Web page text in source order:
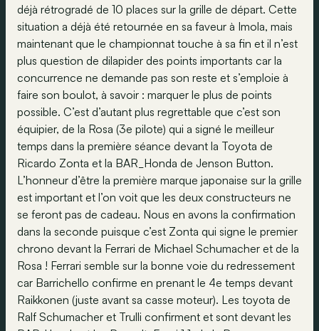
déjà rétrogradé de 10 places sur la grille de départ. Cette
situation a déjà été retournée en sa faveur à Imola, mais
maintenant que le championnat touche à sa fin et il n’est
plus question de dilapider des points importants car la
concurrence ne demande pas son reste et s’emploie à
faire son boulot, à savoir : marquer le plus de points
possible. C’est d’autant plus regrettable que c’est son
équipier, de la Rosa (3e pilote) qui a signé le meilleur
temps dans la première séance devant la Toyota de
Ricardo Zonta et la BAR_Honda de Jenson Button.
L’honneur d’être la première marque japonaise sur la grille
est important et l’on voit que les deux constructeurs ne
se feront pas de cadeau. Nous en avons la confirmation
dans la seconde puisque c’est Zonta qui signe le premier
chrono devant la Ferrari de Michael Schumacher et de la
Rosa ! Ferrari semble sur la bonne voie du redressement
car Barrichello confirme en prenant le 4e temps devant
Raikkonen (juste avant sa casse moteur). Les toyota de
Ralf Schumacher et Trulli confirment et sont devant les